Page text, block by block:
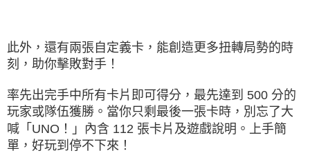
此外，還有兩張自定義卡，能創造更多扭轉局勢的時
刻，助你擊敗對手！
率先出完手中所有卡片即可得分，最先達到 500 分的
玩家或隊伍獲勝。當你只剩最後一張卡時，別忘了大
喊「UNO！」內含 112 張卡片及遊戲說明。上手簡
單，好玩到停不下來！